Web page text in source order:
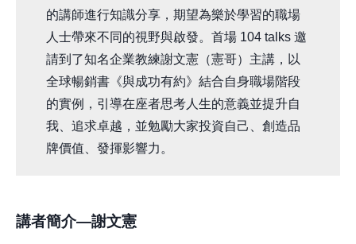
的講師進行知識分享，期望為樂於學習的職場
人士帶來不同的視野與啟發。首場 104 talks 邀
請到了知名企業教練謝文憲（憲哥）主講，以
全球暢銷書《與成功有約》結合自身職場階段
的實例，引導在座者思考人生的意義並提升自
我、追求卓越，並勉勵大家投資自己、創造品
牌價值、發揮影響力。
講者簡介—謝文憲